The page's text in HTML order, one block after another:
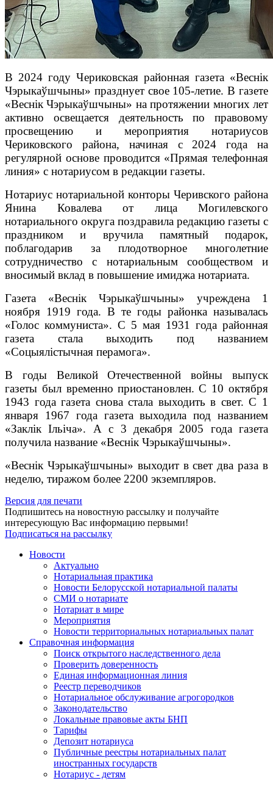
В 2024 году Чериковская районная газета «Веснiк
Чэрыкаўшчыны» празднует свое 105-летие. В газете
«Веснiк Чэрыкаўшчыны» на протяжении многих лет
активно освещается деятельность по правовому
просвещению и мероприятия нотариусов
Чериковского района, начиная с 2024 года на
регулярной основе проводится «Прямая телефонная
линия» с нотариусом в редакции газеты.
Нотариус нотариальной конторы Черивского района
Янина Ковалева от лица Могилевского
нотариального округа поздравила редакцию газеты с
праздником и вручила памятный подарок,
поблагодарив за плодотворное многолетние
сотрудничество с нотариальным сообществом и
вносимый вклад в повышение имиджа нотариата.
Газета «Веснiк Чэрыкаўшчыны» учреждена 1
ноября 1919 года. В те годы районка называлась
«Голос коммуниста». С 5 мая 1931 года районная
газета стала выходить под названием
«Соцыялiстычная перамога».
В годы Великой Отечественной войны выпуск
газеты был временно приостановлен. С 10 октября
1943 года газета снова стала выходить в свет. С 1
января 1967 года газета выходила под названием
«Заклік Iльіча». А с 3 декабря 2005 года газета
получила название «Веснiк Чэрыкаўшчыны».
«Веснiк Чэрыкаўшчыны» выходит в свет два раза в
неделю, тиражом более 2200 экземпляров.
Версия для печати
Подпишитесь на новостную рассылку и получайте
интересующую Вас информацию первыми!
Подписаться на рассылку
Новости
Актуально
Нотариальная практика
Новости Белорусской нотариальной палаты
СМИ о нотариате
Нотариат в мире
Мероприятия
Новости территориальных нотариальных палат
Справочная информация
Поиск открытого наследственного дела
Проверить доверенность
Единая информационная линия
Реестр переводчиков
Нотариальное обслуживание агрогородков
Законодательство
Локальные правовые акты БНП
Тарифы
Депозит нотариуса
Публичные реестры нотариальных палат
иностранных государств
Нотариус - детям